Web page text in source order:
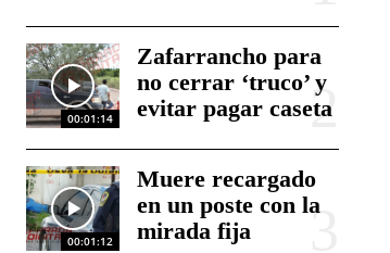
00:01:14
Zafarrancho para
no cerrar ‘truco’ y
evitar pagar caseta
00:01:12
Muere recargado
en un poste con la
mirada fija